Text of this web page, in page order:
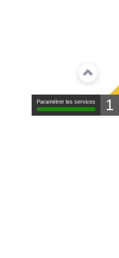
Paramétrer les services 1